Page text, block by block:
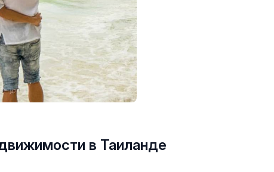
в Таиланде